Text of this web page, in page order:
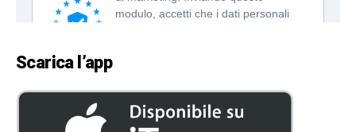
Scarica l’app